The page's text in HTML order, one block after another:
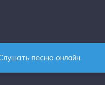
песню онлайн